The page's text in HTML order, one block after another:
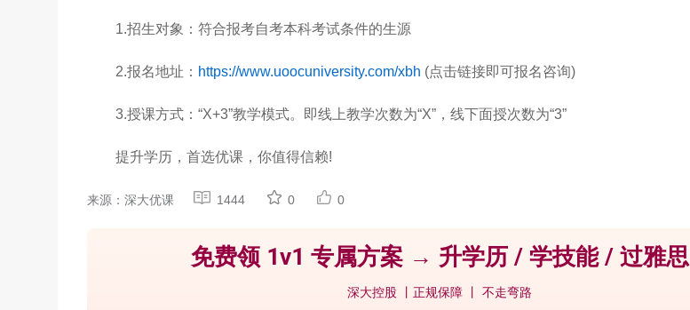
1.招生对象：符合报考自考本科考试条件的生源
2.报名地址： https://www.uoocuniversity.com/xbh (点击链接即可报名咨询)
3.授课方式：“X+3”教学模式。即线上教学次数为“X”，线下面授次数为“3”
提升学历，首选优课，你值得信赖!
来源：深大优课 1444 0 0
免费领 1v1 专属方案 → 升学历 / 学技能 / 过雅思
深大控股 丨正规保障 丨 不走弯路